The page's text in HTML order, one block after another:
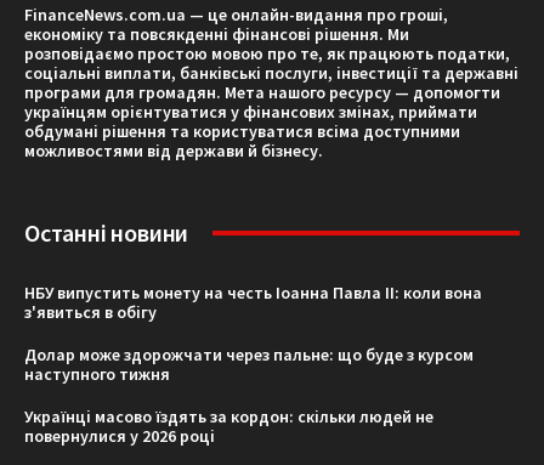
FinanceNews.com.ua — це онлайн-видання про гроші,
економіку та повсякденні фінансові рішення. Ми
розповідаємо простою мовою про те, як працюють податки,
соціальні виплати, банківські послуги, інвестиції та державні
програми для громадян. Мета нашого ресурсу — допомогти
українцям орієнтуватися у фінансових змінах, приймати
обдумані рішення та користуватися всіма доступними
можливостями від держави й бізнесу.
Останні новини
НБУ випустить монету на честь Іоанна Павла II: коли вона
з'явиться в обігу
Долар може здорожчати через пальне: що буде з курсом
наступного тижня
Українці масово їздять за кордон: скільки людей не
повернулися у 2026 році